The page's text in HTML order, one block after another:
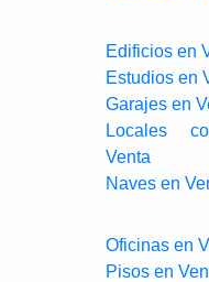
Edificios en
Estudios en
Garajes en
Locales
Venta
Naves en
Oficinas en
Pisos en